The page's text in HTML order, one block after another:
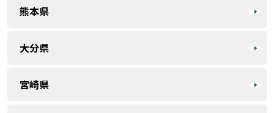
熊本県
大分県
宮崎県